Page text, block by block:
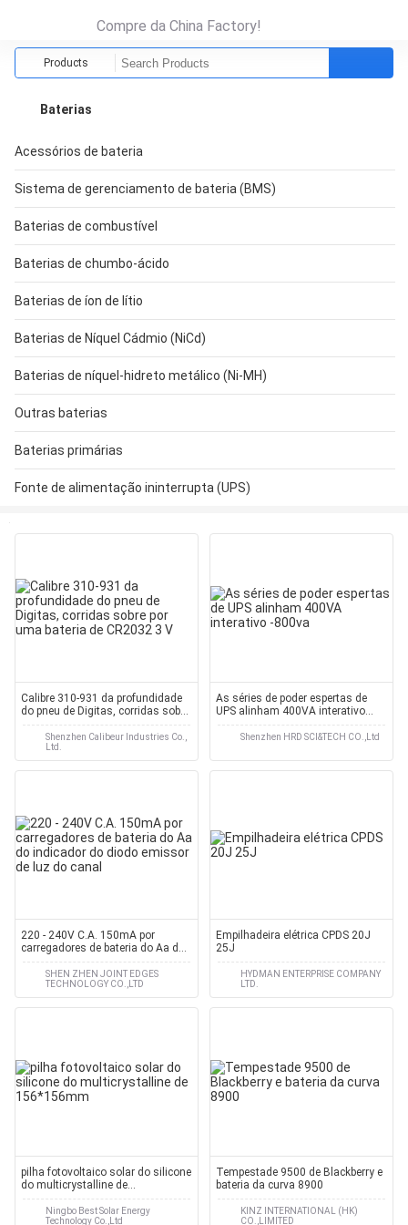
Compre da China Factory!
Products
Baterias
Acessórios de bateria
Sistema de gerenciamento de bateria (BMS)
Baterias de combustível
Baterias de chumbo-ácido
Baterias de íon de lítio
Baterias de Níquel Cádmio (NiCd)
Baterias de níquel-hidreto metálico (Ni-MH)
Outras baterias
Baterias primárias
Fonte de alimentação ininterrupta (UPS)
Calibre 310-931 da profundidade
do pneu de Digitas, corridas sobre
por uma bateria de CR2032 3 V
Shenzhen Calibeur Industries Co.,
Ltd.
As séries de poder espertas de
UPS alinham 400VA interativo
-800va
Shenzhen HRD SCI&TECH CO.,Ltd
220 - 240V C.A. 150mA por
carregadores de bateria do Aa do
indicador do diodo emissor de luz
do canalSHEN ZHEN JOINT EDGES
TECHNOLOGY CO.,LTD
Empilhadeira elétrica CPDS 20J
25J
HYDMAN ENTERPRISE COMPANY
LTD.
pilha fotovoltaico solar do silicone
do multicrystalline de
156*156mm
Ningbo Best Solar Energy
Technology Co.,Ltd
Tempestade 9500 de Blackberry e
bateria da curva 8900
KINZ INTERNATIONAL (HK)
CO.,LIMITED